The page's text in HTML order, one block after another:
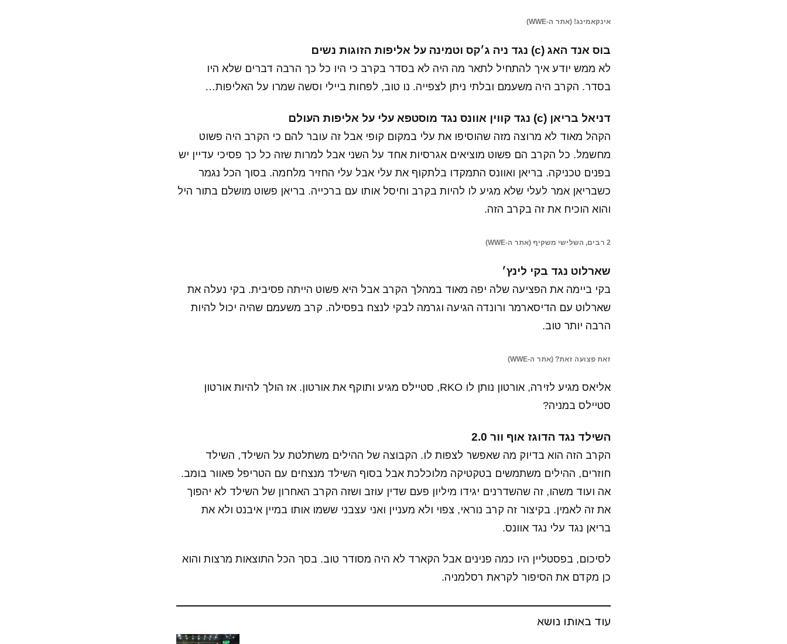
אינקאמינג! (אתר ה-WWE)
בוס אנד האג (c) נגד ניה ג׳קס וטמינה על אליפות הזוגות נשים
לא ממש יודע איך להתחיל לתאר מה היה לא בסדר בקרב כי היו כל כך הרבה דברים שלא היו
בסדר. הקרב היה משעמם ובלתי ניתן לצפייה. נו טוב, לפחות ביילי וסשה שמרו על האליפות…
דניאל בריאן (c) נגד קווין אוונס נגד מוסטפא עלי על אליפות העולם
הקהל מאוד לא מרוצה מזה שהוסיפו את עלי במקום קופי אבל זה עובר להם כי הקרב היה פשוט
מחשמל. כל הקרב הם פשוט מוציאים אגרסיות אחד על השני אבל למרות שזה כל כך פסיכי עדיין יש
בפנים טכניקה. בריאן ואוונס התמקדו בלתקוף את עלי אבל עלי החזיר מלחמה. בסוך הכל נגמר
כשבריאן אמר לעלי שלא מגיע לו להיות בקרב וחיסל אותו עם ברכייה. בריאן פשוט מושלם בתור היל
והוא הוכיח את זה בקרב הזה.
2 רבים, השלישי משקיף (אתר ה-WWE)
שארלוט נגד בקי לינץ׳
בקי ביימה את הפציעה שלה יפה מאוד במהלך הקרב אבל היא פשוט הייתה פסיבית. בקי נעלה את
שארלוט עם הדיסארמר ורונדה הגיעה וגרמה לבקי לנצח בפסילה. קרב משעמם שהיה יכול להיות
הרבה יותר טוב.
זאת פצועה זאת? (אתר ה-WWE)
אליאס מגיע לזירה, אורטון נותן לו RKO, סטיילס מגיע ותוקף את אורטון. אז הולך להיות אורטון
סטיילס במניה?
השילד נגד הדוגז אוף וור 2.0
הקרב הזה הוא בדיוק מה שאפשר לצפות לו. הקבוצה של ההילים משתלטת על השילד, השילד
חוזרים, ההילים משתמשים בטקטיקה מלוכלכת אבל בסוף השילד מנצחים עם הטריפל פאוור בומב.
אה ועוד משהו, זה שהשדרנים יגידו מיליון פעם שדין עוזב ושזה הקרב האחרון של השילד לא יהפוך
את זה לאמין. בקיצור זה קרב נוראי, צפוי ולא מעניין ואני עצבני ששמו אותו במיין איבנט ולא את
בריאן נגד עלי נגד אוונס.
לסיכום, בפסטליין היו כמה פנינים אבל הקארד לא היה מסודר טוב. בסך הכל התוצאות מרצות והוא
כן מקדם את הסיפור לקראת רסלמניה.
עוד באותו נושא